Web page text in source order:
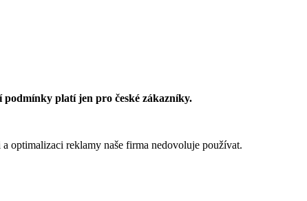
podmínky platí jen pro české zákazníky.
optimalizaci reklamy naše firma nedovoluje používat.